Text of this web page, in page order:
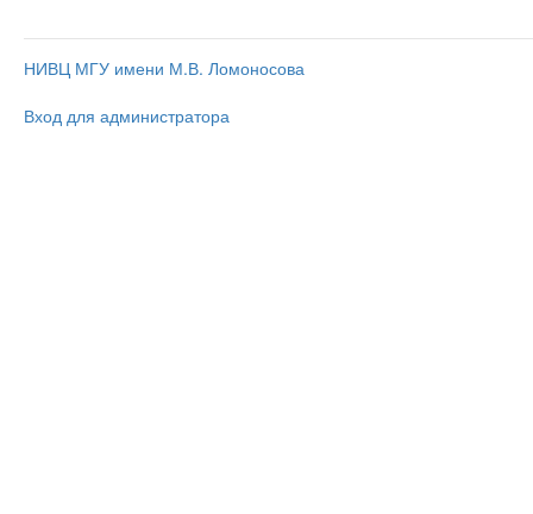
НИВЦ МГУ имени М.В. Ломоносова
Вход для администратора